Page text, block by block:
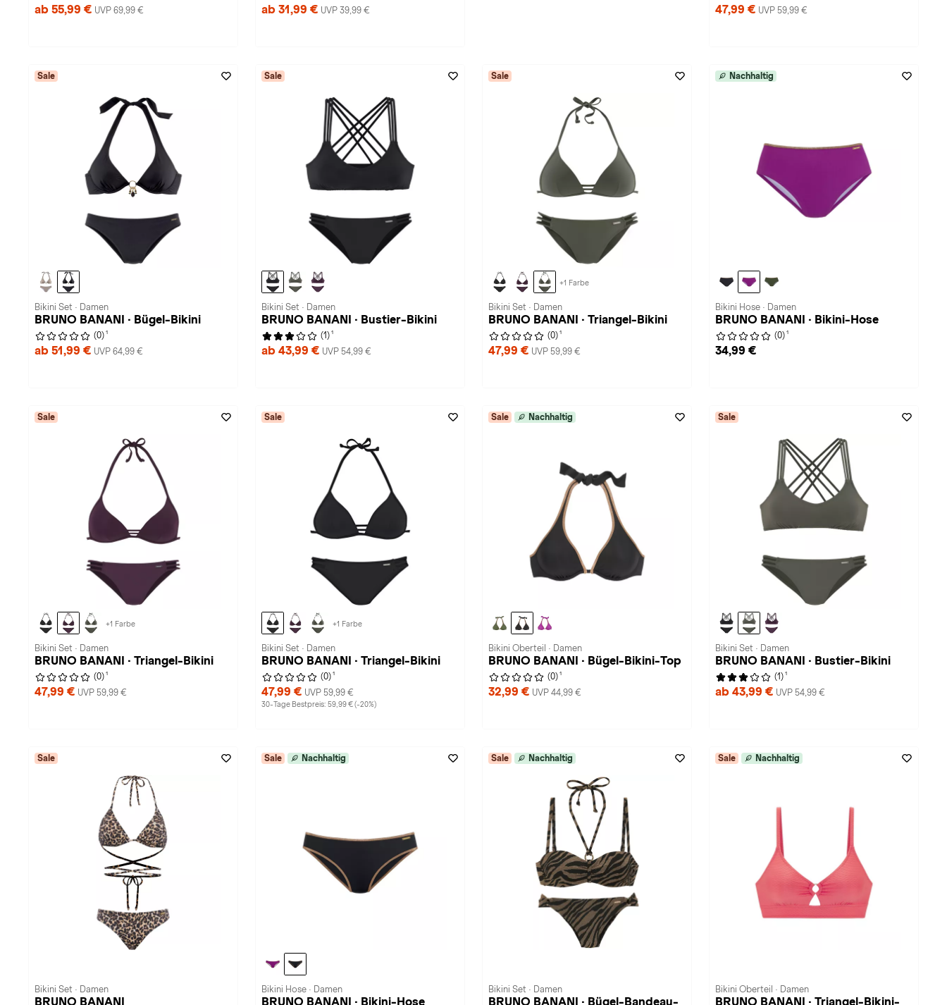
ab 55,99 € UVP 69,99 € ab 31,99 € UVP 39,99 € 47,99 € UVP 59,99 €
Sale
Bikini Set · Damen
BRUNO BANANI · Bügel-Bikini
(0) 1
ab 51,99 € UVP 64,99 €
Sale
Bikini Set · Damen
BRUNO BANANI · Bustier-Bikini
(1) 1
ab 43,99 € UVP 54,99 €
Sale
+1 Farbe
Bikini Set · Damen
BRUNO BANANI · Triangel-Bikini
(0) 1
47,99 € UVP 59,99 €
Nachhaltig
Bikini Hose · Damen
BRUNO BANANI · Bikini-Hose
(0) 1
34,99 €
Sale
+1 Farbe
Bikini Set · Damen
BRUNO BANANI · Triangel-Bikini
(0) 1
47,99 € UVP 59,99 €
Sale
+1 Farbe
Bikini Set · Damen
BRUNO BANANI · Triangel-Bikini
(0) 1
47,99 € UVP 59,99 €
30-Tage Bestpreis: 59,99 € (-20%)
Sale Nachhaltig
Bikini Oberteil · Damen
BRUNO BANANI · Bügel-Bikini-Top
(0) 1
32,99 € UVP 44,99 €
Sale
Bikini Set · Damen
BRUNO BANANI · Bustier-Bikini
(1) 1
ab 43,99 € UVP 54,99 €
Sale
Bikini Set · Damen
BRUNO BANANI
Sale Nachhaltig
Bikini Hose · Damen
BRUNO BANANI · Bikini-Hose
Sale Nachhaltig
Bikini Set · Damen
BRUNO BANANI · Bügel-Bandeau-
Sale Nachhaltig
Bikini Oberteil · Damen
BRUNO BANANI · Triangel-Bikini-